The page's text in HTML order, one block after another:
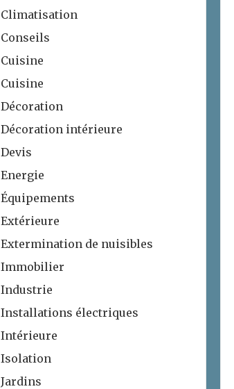
Climatisation
Conseils
Cuisine
Cuisine
Décoration
Décoration intérieure
Devis
Energie
Équipements
Extérieure
Extermination de nuisibles
Immobilier
Industrie
Installations électriques
Intérieure
Isolation
Jardins